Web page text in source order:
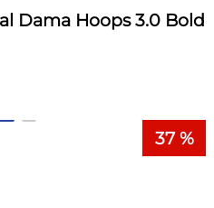
Dama Hoops 3.0 Bold
37 %